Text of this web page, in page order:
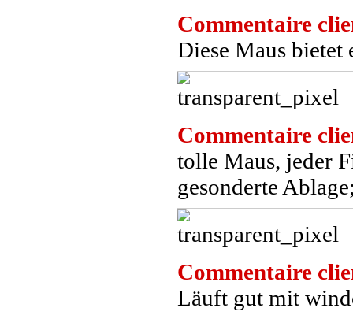
Commentaire
Diese Maus bietet
Commentaire
tolle Maus, jeder
gesonderte
Commentaire
Läuft gut mit